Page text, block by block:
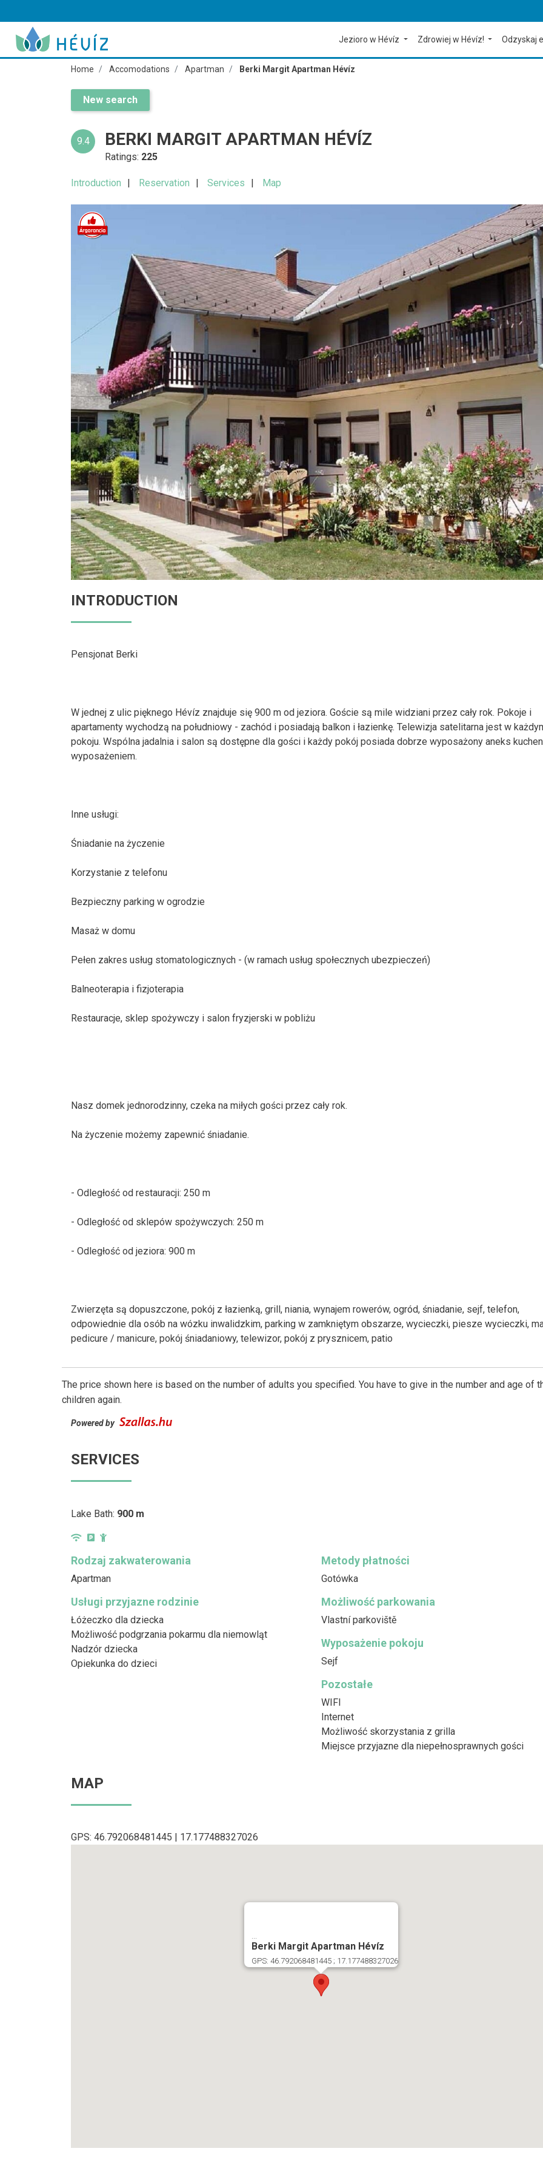
Jezioro w Hévíz Zdrowiej w Hévíz! Odzyskaj
Home Accomodations Apartman Berki Margit Apartman Hévíz
New search
9.4 BERKI MARGIT APARTMAN HÉVÍZ
Ratings: 225
Introduction Reservation Services Map
INTRODUCTION
Pensjonat Berki
W jednej z ulic pięknego Hévíz znajduje się 900 m od jeziora. Goście są mile widziani przez cały rok. Pokoje i
apartamenty wychodzą na południowy - zachód i posiadają balkon i łazienkę. Telewizja satelitarna jest w
pokoju. Wspólna jadalnia i salon są dostępne dla gości i każdy pokój posiada dobrze wyposażony aneks
wyposażeniem.
Inne usługi:
Śniadanie na życzenie
Korzystanie z telefonu
Bezpieczny parking w ogrodzie
Masaż w domu
Pełen zakres usług stomatologicznych - (w ramach usług społecznych ubezpieczeń)
Balneoterapia i fizjoterapia
Restauracje, sklep spożywczy i salon fryzjerski w pobliżu
Nasz domek jednorodzinny, czeka na miłych gości przez cały rok.
Na życzenie możemy zapewnić śniadanie.
- Odległość od restauracji: 250 m
- Odległość od sklepów spożywczych: 250 m
- Odległość od jeziora: 900 m
Zwierzęta są dopuszczone, pokój z łazienką, grill, niania, wynajem rowerów, ogród, śniadanie, sejf, telefon,
odpowiednie dla osób na wózku inwalidzkim, parking w zamkniętym obszarze, wycieczki, piesze wycieczki,
pedicure / manicure, pokój śniadaniowy, telewizor, pokój z prysznicem, patio
The price shown here is based on the number of adults you specified. You have to give in the number and age of
children again.
Powered by
SERVICES
Lake Bath: 900 m
Rodzaj zakwaterowania
Apartman
Metody płatności
Gotówka
Usługi przyjazne rodzinie
Łóżeczko dla dziecka
Możliwość podgrzania pokarmu dla niemowląt
Nadzór dziecka
Opiekunka do dzieci
Możliwość parkowania
Vlastní parkoviště
Wyposażenie pokoju
Sejf
Pozostałe
WIFI
Internet
Możliwość skorzystania z grilla
Miejsce przyjazne dla niepełnosprawnych gości
MAP
GPS: 46.792068481445 | 17.177488327026
Berki Margit Apartman Hévíz
GPS: 46.792068481445 ; 17.177488327026